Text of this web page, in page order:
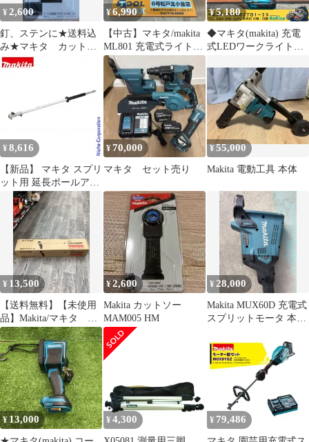
¥ 2,600
釘、ステンに★送料込
み★マキタ カットソ
ー TMA061HM（A-
¥6,990
【中古】マキタ/makita
ML801 充電式ライト
（14.4V/18V兼用）＋バ
ッテリ【204】
¥5,180
◆マキタ(makita) 充電
式LEDワークライト
行徳店】
¥ 8,616
【新品】 マキタ スプリ
ット用 延長ポールアタ
ッチメント makita
LE400MP A-71794 多目
的工具 スプリット 延長
スプリットモータ
¥70,000
マキタ セット売り
¥55,000
Makita 電動工具 本体
¥ 13,500
【送料無料】【未使用
品】Makita/マキタ
EM408MP ナイロンコ
ードカッタアタッチメ
ント【ハンズクラフト
島根出雲】
¥2,600
Makita カットソー
MAM005 HM
¥ 28,000
Makita MUX60D 充電式
スプリットモータ 本体
¥13,000 ¥ 4,300 ¥ 79,486